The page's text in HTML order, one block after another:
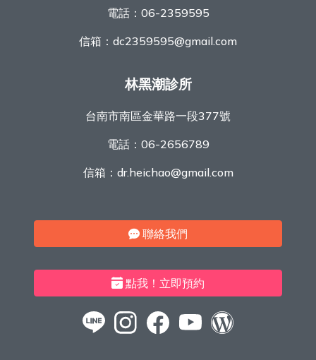
電話： 06-2359595
信箱： dc2359595@gmail.com
林黑潮診所
台南市南區金華路一段377號
電話： 06-2656789
信箱： dr.heichao@gmail.com
聯絡我們
點我！立即預約